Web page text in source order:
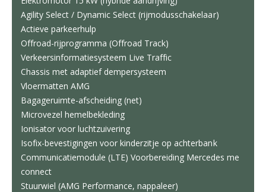
Agility Select / Dynamic Select (rijmodusschakelaar)
Actieve parkeerhulp
Offroad-rijprogramma (Offroad Track)
Verkeersinformatiesysteem Live Traffic
Chassis met adaptief dempersysteem
Vloermatten AMG
Bagageruimte-afscheiding (net)
Microvezel hemelbekleding
Ionisator voor luchtzuivering
Isofix-bevestigingen voor kinderzitje op achterbank
Communicatiemodule (LTE) Voorbereiding Mercedes me
connect
Stuurwiel (AMG Performance, nappaleer)